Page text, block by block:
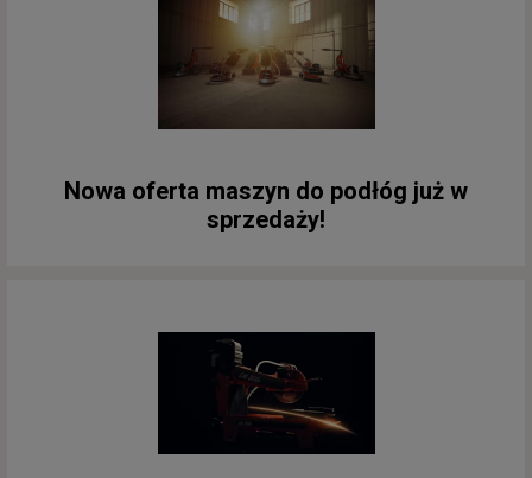
Nowa oferta maszyn do podłóg już w
sprzedaży!